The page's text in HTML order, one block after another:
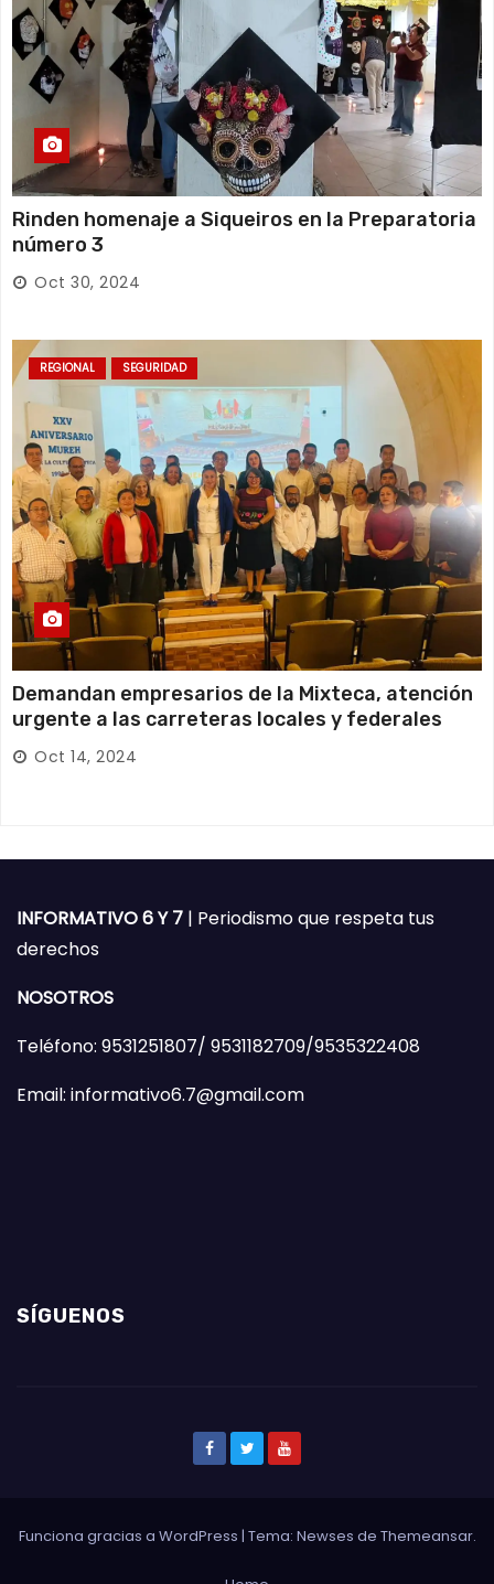
Rinden homenaje a Siqueiros en la Preparatoria
número 3
Oct 30, 2024
REGIONAL SEGURIDAD
Demandan empresarios de la Mixteca, atención
urgente a las carreteras locales y federales
Oct 14, 2024
INFORMATIVO 6 Y 7 | Periodismo que respeta tus
derechos
NOSOTROS
Teléfono: 9531251807/ 9531182709/9535322408
Email: informativo6.7@gmail.com
SÍGUENOS
Funciona gracias a WordPress | Tema: Newses de Themeansar.